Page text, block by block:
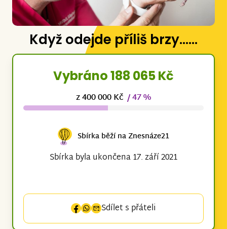
Když odejde příliš brzy......
Vybráno 188 065 Kč
z 400 000 Kč / 47 %
Sbírka běží na Znesnáze21
Sbírka byla ukončena 17. září 2021
Sdílet s přáteli